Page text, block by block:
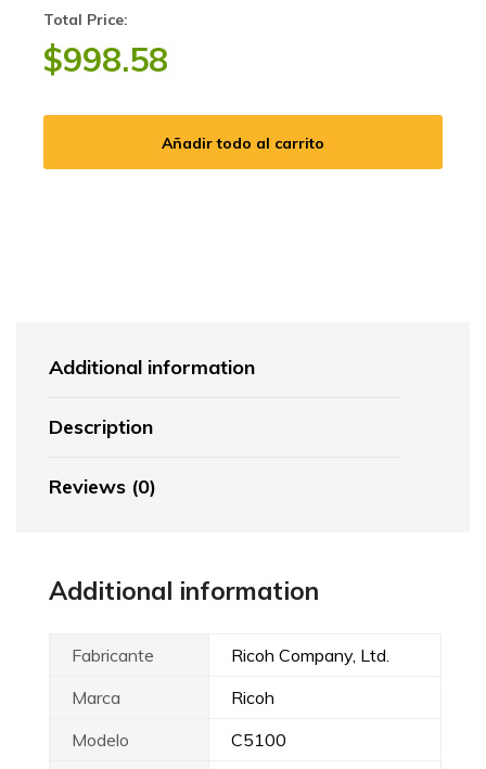
Total Price:
$998.58
Añadir todo al carrito
Additional information
Description
Reviews (0)
Additional information
Fabricante
Ricoh Company, Ltd.
Marca
Ricoh
Modelo
C5100